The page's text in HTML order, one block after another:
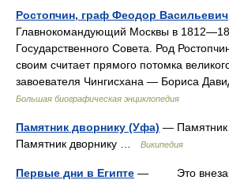
Ростопчин, граф Феодор Васильевич
Главнокомандующий Москвы в
Государственного Совета. Род
своим считает прямого потомка
завоевателя Чингисхана — Бориса
Большая биографическая энциклопедия
Памятник дворнику (Уфа) — Памятник
Памятник дворнику …
Википедия
Первые дни в Египте — Это